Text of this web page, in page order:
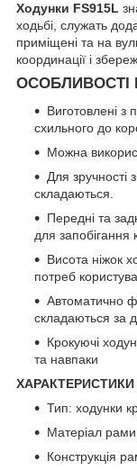
Ходунки FS915L
ходьбі, служать
приміщені та на
координації і
ОСОБЛИВОСТІ
Виготовлені з
схильного до
Можна
Для зручності
складаються.
Передні та
для запобігання
Висота ніжок
потреб
Автоматично
складаються за
Крокуючі
та навпаки
ХАРАКТЕРИСТИКИ
Тип: ходунки
Матеріал
Конструкція